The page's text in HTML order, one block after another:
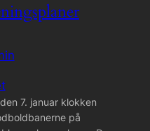
7. januar klokken
på